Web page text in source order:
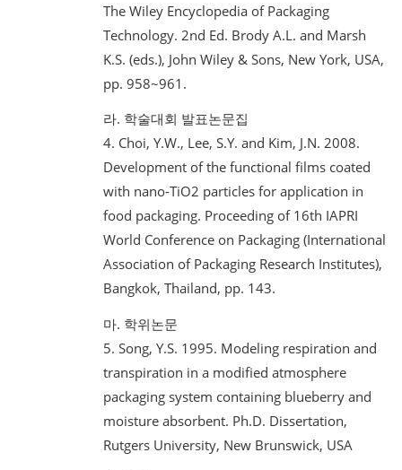
The Wiley Encyclopedia of Packaging
Technology. 2nd Ed. Brody A.L. and Marsh
K.S. (eds.), John Wiley & Sons, New York, USA,
pp. 958~961.
라. 학술대회 발표논문집
4. Choi, Y.W., Lee, S.Y. and Kim, J.N. 2008.
Development of the functional films coated
with nano-TiO2 particles for application in
food packaging. Proceeding of 16th IAPRI
World Conference on Packaging (International
Association of Packaging Research Institutes),
Bangkok, Thailand, pp. 143.
마. 학위논문
5. Song, Y.S. 1995. Modeling respiration and
transpiration in a modified atmosphere
packaging system containing blueberry and
moisture absorbent. Ph.D. Dissertation,
Rutgers University, New Brunswick, USA